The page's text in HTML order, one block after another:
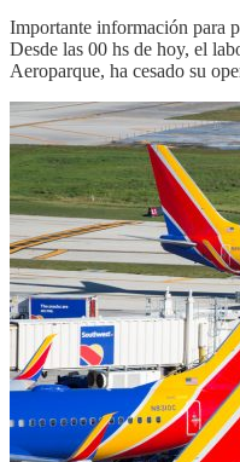
Importante información para
Desde las 00 hs de hoy, el
Aeroparque, ha cesado su